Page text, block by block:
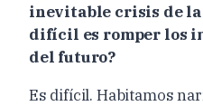
inevitable crisis de
difícil es romper los
del futuro?
Es difícil. Habitamos